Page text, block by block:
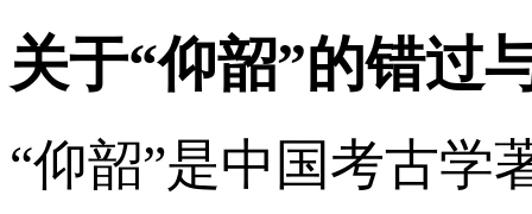
关于“仰韶”的错过
“仰韶”是中国考古学